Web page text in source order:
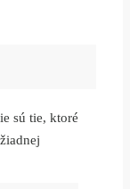
sú tie, ktoré